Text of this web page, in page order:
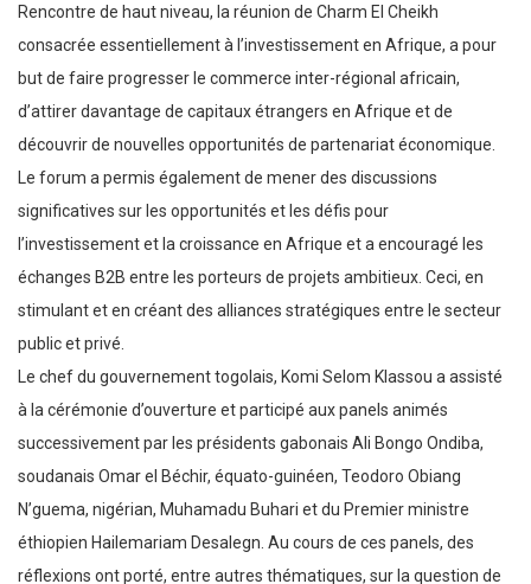
Rencontre de haut niveau, la réunion de Charm El Cheikh
consacrée essentiellement à l’investissement en Afrique, a pour
but de faire progresser le commerce inter-régional africain,
d’attirer davantage de capitaux étrangers en Afrique et de
découvrir de nouvelles opportunités de partenariat économique.
Le forum a permis également de mener des discussions
significatives sur les opportunités et les défis pour
l’investissement et la croissance en Afrique et a encouragé les
échanges B2B entre les porteurs de projets ambitieux. Ceci, en
stimulant et en créant des alliances stratégiques entre le secteur
public et privé.
Le chef du gouvernement togolais, Komi Selom Klassou a assisté
à la cérémonie d’ouverture et participé aux panels animés
successivement par les présidents gabonais Ali Bongo Ondiba,
soudanais Omar el Béchir, équato-guinéen, Teodoro Obiang
N’guema, nigérian, Muhamadu Buhari et du Premier ministre
éthiopien Hailemariam Desalegn. Au cours de ces panels, des
réflexions ont porté, entre autres thématiques, sur la question de